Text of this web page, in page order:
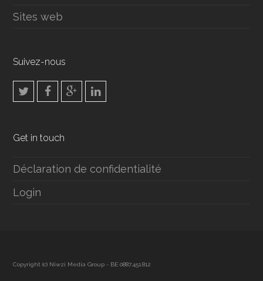
Sites web
Suivez-nous
Get in touch
Déclaration de confidentialité
Login
Copyright (c) Niwzi Media Group - BE 0887.451.812